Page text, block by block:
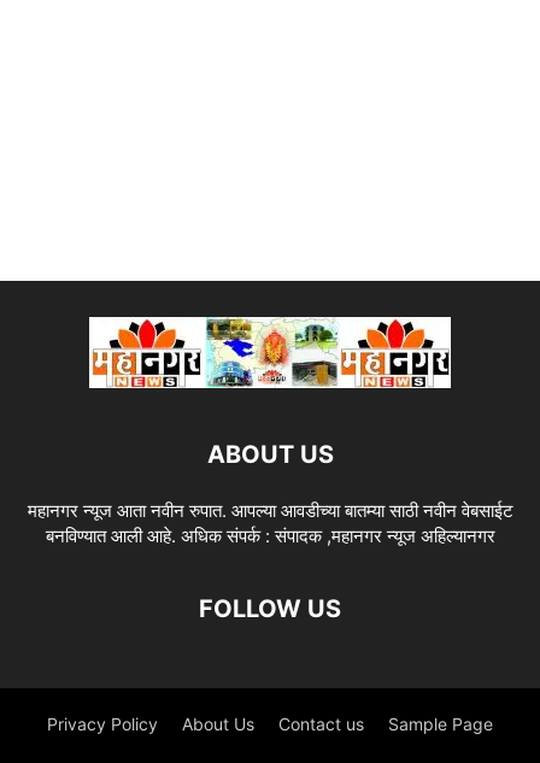
ABOUT US
महानगर न्यूज आता नवीन रुपात. आपल्या आवडीच्या बातम्या साठी नवीन वेबसाईट
बनविण्यात आली आहे. अधिक संपर्क : संपादक ,महानगर न्यूज अहिल्यानगर
FOLLOW US
Privacy Policy About Us Contact us Sample Page